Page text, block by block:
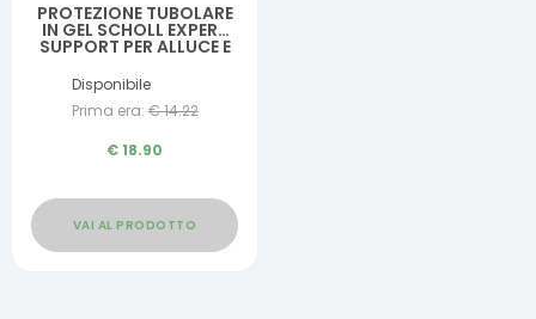
PROTEZIONE TUBOLARE
IN GEL SCHOLL EXPERT
SUPPORT PER ALLUCE E
RITAGLIABILE
Disponibile
Prima era: €14.22
€18.90
VAI AL PRODOTTO